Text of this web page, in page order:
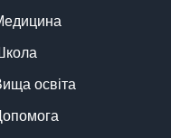
освіта